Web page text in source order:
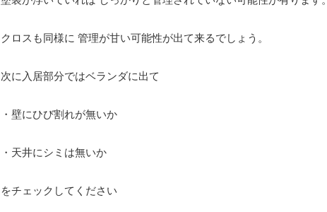
クロスも同様に 管理が甘い可能性が出て来るでしょう。
次に入居部分ではベランダに出て
・壁にひび割れが無いか
・天井にシミは無いか
をチェックしてください